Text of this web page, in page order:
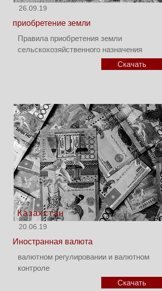
26.09.19
приобретение земли
Правила приобретения земли
сельскохозяйственного назначения
Скачать
Казахстан
20.06.19
Иностранная валюта
валютном регулировании и валютном
контроле
Скачать